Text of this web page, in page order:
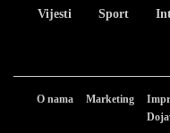
Vijesti Sport
O nama Marketing